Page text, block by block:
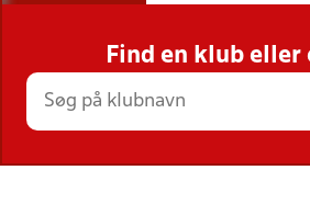
STILLINGER, RESULTATER,
HOLD
Find en klub eller